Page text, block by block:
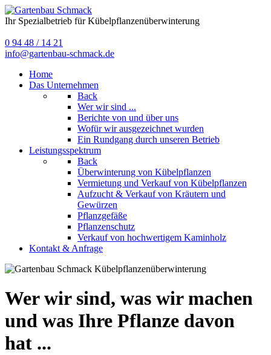
Ihr Spezialbetrieb für Kübelpflanzenüberwinterung
0 94 48 / 14 21
info@gartenbau-schmack.de
Home
Das Unternehmen
Back
Wer wir sind ...
Berichte von und über uns
Wofür wir ausgezeichnet wurden
Ein Rundgang durch unseren Betrieb
Leistungsspektrum
Back
Überwinterung von Kübelpflanzen
Vermietung und Verkauf von Kübelpflanzen
Aufzucht & Verkauf von Kräutern und
Gewürzen
Pflanzgefäße
Pflanzenschutz
Verkauf von hochwertigem Kaminholz
Kontakt & Anfrage
Wer wir sind, was wir machen
und was Ihre Pflanze davon
hat ...